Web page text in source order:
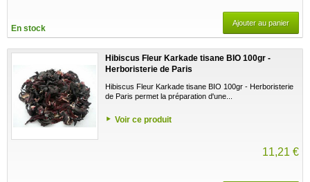
En stock
Ajouter au panier
Hibiscus Fleur Karkade tisane BIO 100gr -
Herboristerie de Paris
Hibiscus Fleur Karkade tisane BIO 100gr - Herboristerie
de Paris permet la préparation d'une...
Voir ce produit
11,21 €